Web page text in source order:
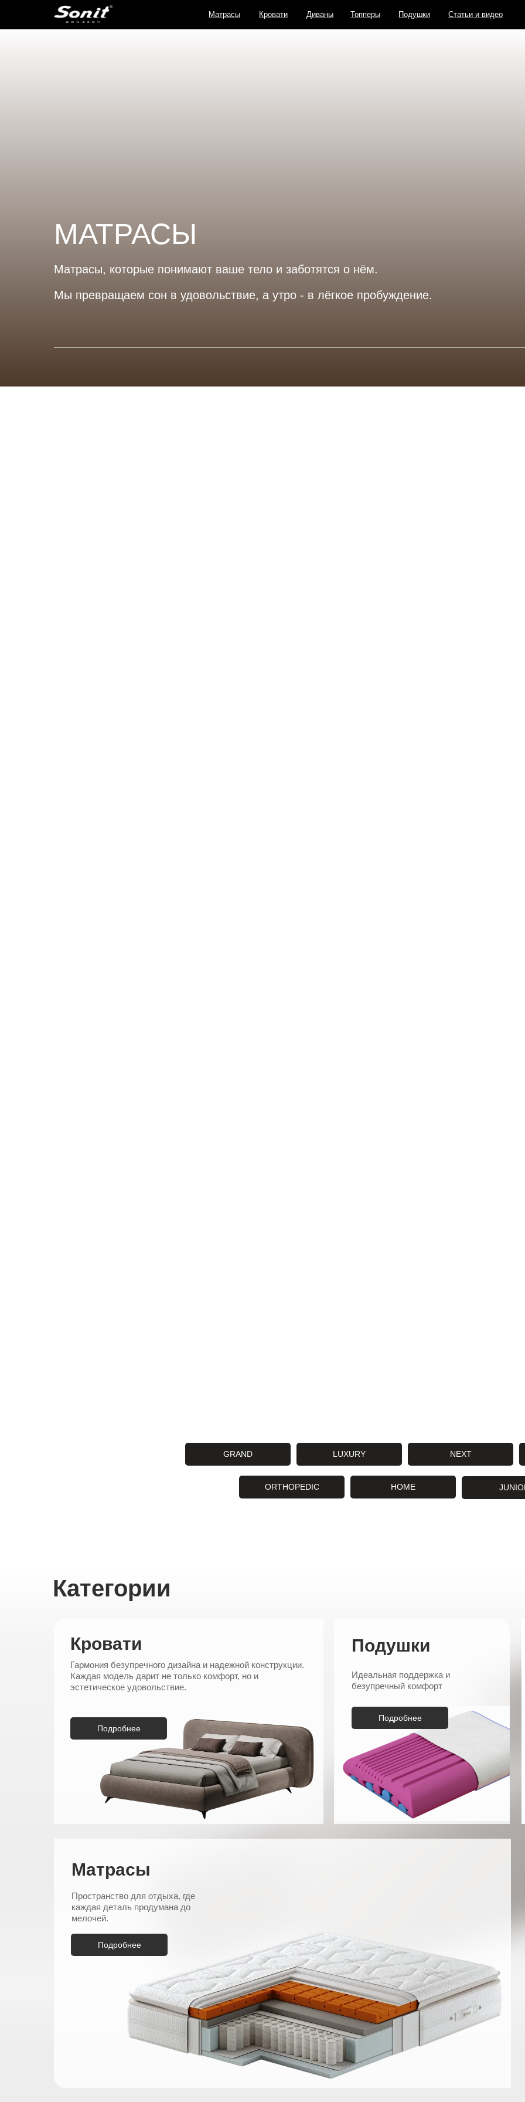
Подушки
Топперы
Кровати Диваны
Матрасы Статьи и видео
МАТРАСЫ
Матрасы, которые понимают ваше тело и заботятся о нём.
Мы превращаем сон в удовольствие, а утро - в лёгкое пробуждение.
ORTHOPEDIC HOME
NEXT
GRAND LUXURY
Подробнее
Пространство для отдыха, где
каждая деталь продумана до
мелочей.
Матрасы
Кровати
Гармония безупречного дизайна и надежной конструкции.
Каждая модель дарит не только комфорт, но и
эстетическое удовольствие.
Подробнее
Подробнее
Идеальная поддержка и
безупречный комфорт
Подушки
Категории